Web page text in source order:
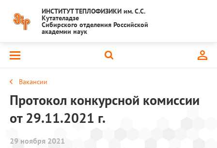
ИНСТИТУТ ТЕПЛОФИЗИКИ им. С.С.
Кутателадзе
Сибирского отделения Российской
академии наук
Вакансии
Протокол конкурсной комиссии
от 29.11.2021 г.
29 ноября 2021